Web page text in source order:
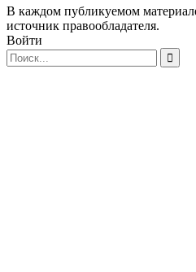
В каждом публикуемом
источник правообладателя.
Войти